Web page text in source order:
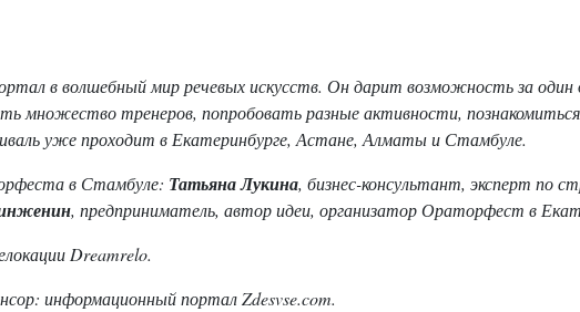
в волшебный мир речевых искусств. Он дарит возможность за один
множество тренеров, попробовать разные активности,
уже проходит в Екатеринбурге, Астане, Алматы и Стамбуле.
в Стамбуле: Татьяна Лукина, бизнес-консультант, эксперт по
, предприниматель, автор идеи, организатор Ораторфест в
Dreamrelo.
информационный портал Zdesvse.com.